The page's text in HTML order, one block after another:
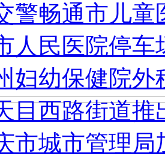
警畅通市儿童
人民医院停车
妇幼保健院外
目西路街道推
市城市管理